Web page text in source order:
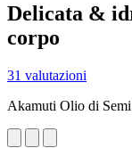
Delicata &
corpo
31 valutazioni
Akamuti Olio di